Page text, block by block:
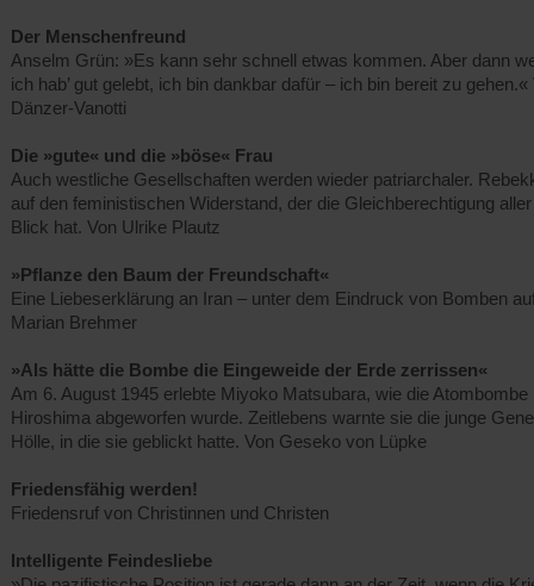
Der Menschenfreund
Anselm Grün: »Es kann sehr schnell etwas kommen. Aber dann
ich hab’ gut gelebt, ich bin dankbar dafür – ich bin bereit zu gehen.«
Dänzer-Vanotti
Die »gute« und ­die »böse« Frau
Auch westliche Gesellschaften werden wieder patriarchaler.
auf den feministischen Widerstand, der die Gleichberechtigung
Blick hat. Von Ulrike Plautz
»Pflanze den Baum der Freundschaft«
Eine Liebeserklärung an Iran – unter dem Eindruck von Bomben
Marian Brehmer
»Als hätte die Bombe die Eingeweide der Erde zerrissen«
Am 6. August 1945 erlebte Miyoko Matsubara, wie die Atombombe
Hiroshima abgeworfen wurde. Zeitlebens warnte sie die junge
Hölle, in die sie geblickt hatte. Von Geseko von Lüpke
Friedensfähig werden!
Friedensruf von Christinnen und Christen
Intelligente Feindesliebe